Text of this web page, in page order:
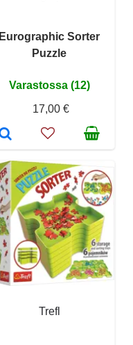
Eurographic Sorter
Puzzle
Varastossa (12)
17,00 €
Trefl